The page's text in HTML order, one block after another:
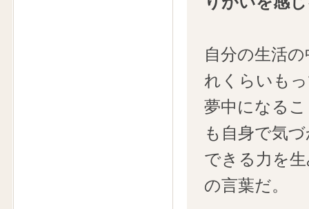
自分の生活
れくらいも
夢中になる
も自身で気
できる力を
の言葉だ。